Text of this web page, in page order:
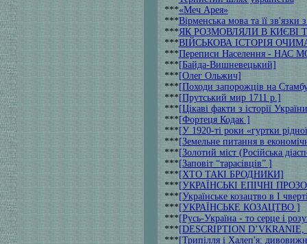
***«Меч Арея»
***Вірменська мова та її
***ЯК РОЗМОВЛЯЛИ В КИЄВІ
***ВIЙСЬКОВА IСТОРIЯ
***Переписи Населення -
***[Байда-Вишневецький]
***[Олег Ольжич]
***[Походи запорожців на
***[Прутський мир 1711 р.]
***[Цікаві факти з історії
***[Фортеця Кодак ]
***[У 1920-тi роки «гуртки
***[Земельне питання в
***[Золотий міст (Російська
***[Заповіт “тарасівців” ]
***[ХТО ТАКІ БРОДНИКИ]
***[УКРАЇНСЬКІ ЕПІЧНІ
***[Українське козацтво в І
***[УКРАЇНСЬКЕ КОЗАЦТВО ]
***[Русь-Україна - то серце і
***[DESCRIPTION D’VKRANIE,
***[Трипілля і Халеп'я: